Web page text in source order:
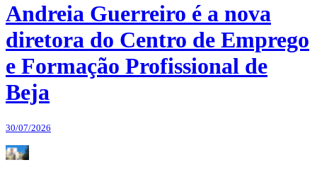
Andreia Guerreiro é a nova
diretora do Centro de Emprego
e Formação Profissional de
Beja
30/07/2026